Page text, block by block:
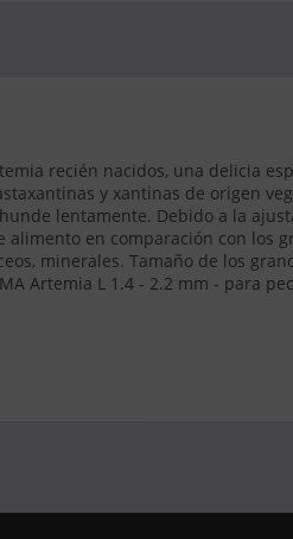
recién nacidos, una delicia
y xantinas de origen
lentamente. Debido a la
en comparación con los
minerales. Tamaño de los
Artemia L 1.4 - 2.2 mm - para